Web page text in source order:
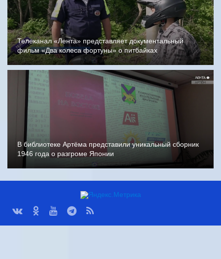
Телеканал «Лента» представляет документальный
фильм «Два колеса фортуны» о питбайках
В библиотеке Артёма представили уникальный сборник
1946 года о разгроме Японии